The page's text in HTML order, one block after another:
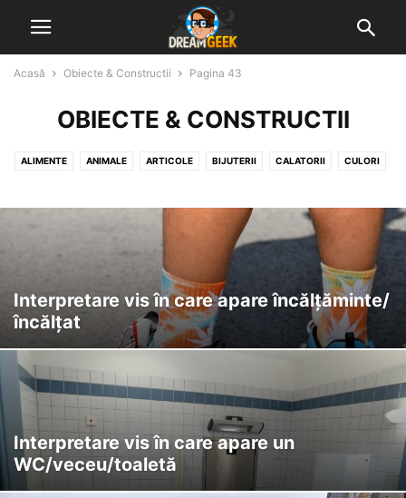
Acasă Obiecte & Constructii Pagina 43
OBIECTE & CONSTRUCTII
ALIMENTE ANIMALE ARTICOLE BIJUTERII CALATORII CULORI
MUNCA & ACTIVITATI NATURA NUMERE, LITERE & SEMNE
OBIECTE & CONSTRUCTII
Interpretare vis în care apare încălțăminte/
încălțat
Interpretare vis în care apare un
WC/veceu/toaletă